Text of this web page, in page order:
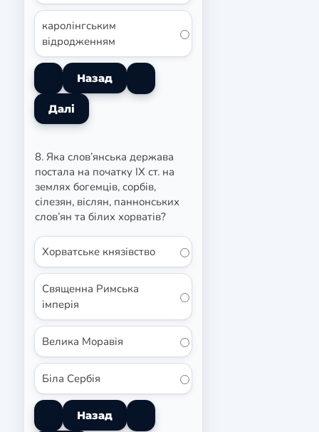
каролінгським
відродженням
8. Яка слов’янська держава
постала на початку ІХ ст. на
землях богемців, сорбів,
сілезян, віслян, паннонських
слов’ян та білих хорватів?
Хорватське князівство
Священна Римська
імперія
Велика Моравія
Біла Сербія